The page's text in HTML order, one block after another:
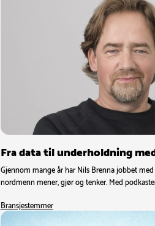
Fra data til underholdning
Gjennom mange år har Nils Brenna jobbet
nordmenn mener, gjør og tenker. Med
Bransjestemmer